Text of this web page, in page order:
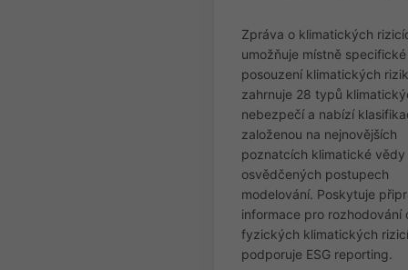
Zpráva o klimatických
umožňuje místně specifické
posouzení klimatických
zahrnuje 28 typů
nebezpečí a nabízí
založenou na nejnovějších
poznatcích klimatické vědy
osvědčených postupech
modelování. Poskytuje
informace pro rozhodování
fyzických klimatických
podporuje ESG reporting.